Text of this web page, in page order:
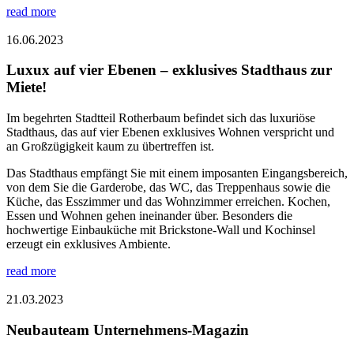
read more
16.06.2023
Luxux auf vier Ebenen – exklusives Stadthaus zur
Miete!
Im begehrten Stadtteil Rotherbaum befindet sich das luxuriöse
Stadthaus, das auf vier Ebenen exklusives Wohnen verspricht und
an Großzügigkeit kaum zu übertreffen ist.
Das Stadthaus empfängt Sie mit einem imposanten Eingangsbereich,
von dem Sie die Garderobe, das WC, das Treppenhaus sowie die
Küche, das Esszimmer und das Wohnzimmer erreichen. Kochen,
Essen und Wohnen gehen ineinander über. Besonders die
hochwertige Einbauküche mit Brickstone-Wall und Kochinsel
erzeugt ein exklusives Ambiente.
read more
21.03.2023
Neubauteam Unternehmens-Magazin